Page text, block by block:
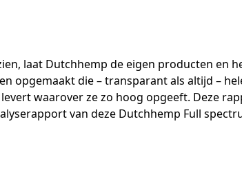
laat Dutchhemp de eigen producten en
die – transparant als altijd –
waarover ze zo hoog opgeeft. Deze
van deze Dutchhemp Full